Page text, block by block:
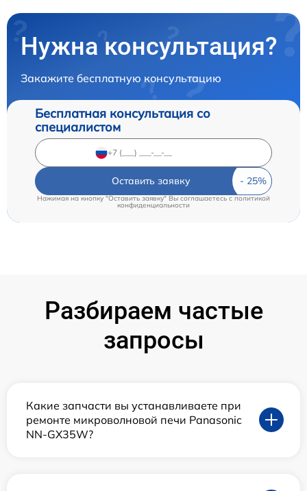
Нужна консультация?
Закажите бесплатную консультацию
Бесплатная консультация со
специалистом
Оставить заявку
Нажимая на кнопку "Оставить заявку" Вы соглашаетесь cполитикой
конфиденциальности
Разбираем частые
запросы
Какие запчасти вы устанавливаете при
ремонте микроволновой печи Panasonic
NN-GX35W?